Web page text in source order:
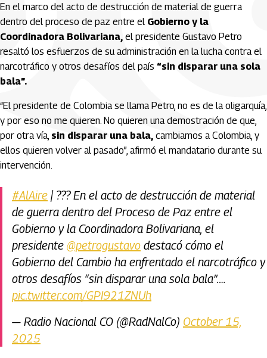
En el marco del acto de destrucción de material de guerra
dentro del proceso de paz entre el Gobierno y la
Coordinadora Bolivariana, el presidente Gustavo Petro
resaltó los esfuerzos de su administración en la lucha contra el
narcotráfico y otros desafíos del país “sin disparar una sola
bala”.
“El presidente de Colombia se llama Petro, no es de la oligarquía,
y por eso no me quieren. No quieren una demostración de que,
por otra vía, sin disparar una bala, cambiamos a Colombia, y
ellos quieren volver al pasado”, afirmó el mandatario durante su
intervención.
#AlAire | ??? En el acto de destrucción de material
de guerra dentro del Proceso de Paz entre el
Gobierno y la Coordinadora Bolivariana, el
presidente @petrogustavo destacó cómo el
Gobierno del Cambio ha enfrentado el narcotráfico y
otros desafíos “sin disparar una sola bala”.…
pic.twitter.com/GPI921ZNUh
— Radio Nacional CO (@RadNalCo) October 15,
2025